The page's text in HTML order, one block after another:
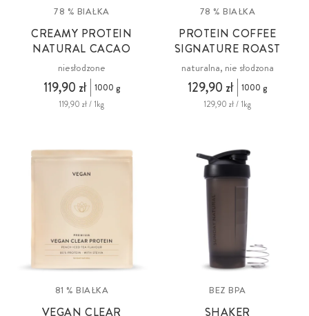
78 % BIAŁKA
CREAMY PROTEIN
NATURAL CACAO
niesłodzone
119,90 zł
1000 g
119,90 zł / 1kg
78 % BIAŁKA
PROTEIN COFFEE
SIGNATURE ROAST
naturalna, nie słodzona
129,90 zł
1000 g
129,90 zł / 1kg
81 % BIAŁKA
VEGAN CLEAR
BEZ BPA
SHAKER